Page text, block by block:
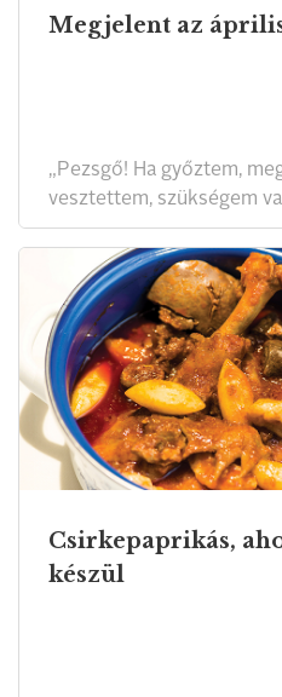
Megjelent az
„Pezsgő! Ha győztem,
vesztettem, szükségem
Csirkepaprikás,
készül